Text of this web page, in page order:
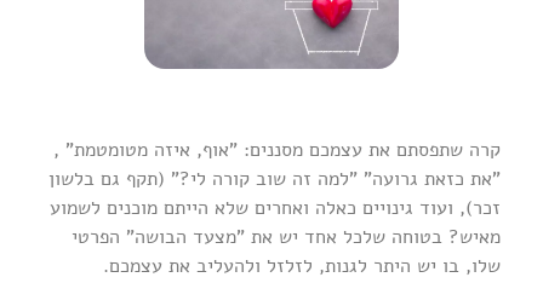
קרה שתפסתם את עצמכם מסננים: "אוף, איזה מטומטמת" ,
"את כזאת גרועה" "למה זה שוב קורה לי?" (תקף גם בלשון
זכר), ועוד גינויים כאלה ואחרים שלא הייתם מוכנים לשמוע
מאיש? בטוחה שלכל אחד יש את "מצעד הבושה" הפרטי
שלו, בו יש היתר לגנות, לזלזל ולהעליב את עצמכם.